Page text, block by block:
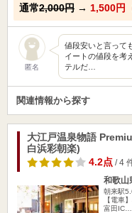
通常2,000円 → 1,500円
匿名
値段安いと言って
イートの値段を考
テルだ…
関連情報から探す
大江戸温泉物語
白浜彩朝楽)
4.2点/ 4
和歌山
朝来駅
【電車
富田IC…